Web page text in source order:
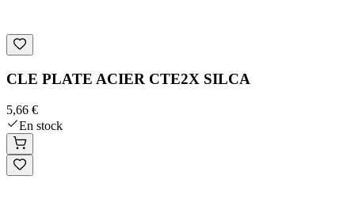
CLE PLATE ACIER CTE2X SILCA
5,66 €
En stock